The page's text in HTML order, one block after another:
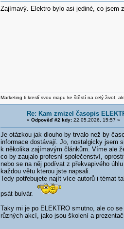
Zajímavý. Elektro bylo asi jediné, co jsem
Marketing ti kreslí svou mapu ke štěstí na celý život,
Re: Kam zmizel časopis
« Odpověď #2 kdy:22.05.2026, 15:57 »
Je otázkou jak dlouho by trvalo než by
informace dostávají. Jo, nostalgicky jsem
k několika zajímavým článkům. Víme ale
co by zaujalo profesní společenství,
nebo se na něj podívat z překvapivého
každou větu kterou jste napsali.
Tedy potřebujete najít více autorů i témat
psát bulvár.
Taky mi je po ELEKTRO smutno, ale co
různých akcí, jako jsou školení a